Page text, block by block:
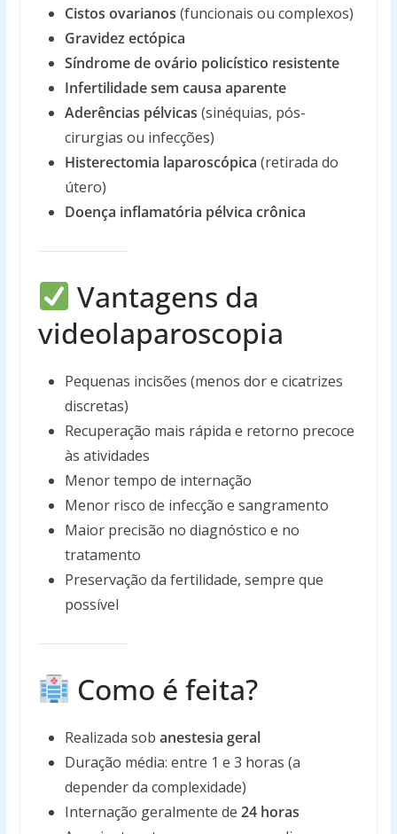
Cistos ovarianos (funcionais ou complexos)
Gravidez ectópica
Síndrome de ovário policístico resistente
Infertilidade sem causa aparente
Aderências pélvicas (sinéquias, pós-
cirurgias ou infecções)
Histerectomia laparoscópica (retirada do
útero)
Doença inflamatória pélvica crônica
Vantagens da
videolaparoscopia
Pequenas incisões (menos dor e cicatrizes
discretas)
Recuperação mais rápida e retorno precoce
às atividades
Menor tempo de internação
Menor risco de infecção e sangramento
Maior precisão no diagnóstico e no
tratamento
Preservação da fertilidade, sempre que
possível
Como é feita?
Realizada sob anestesia geral
Duração média: entre 1 e 3 horas (a
depender da complexidade)
Internação geralmente de 24 horas